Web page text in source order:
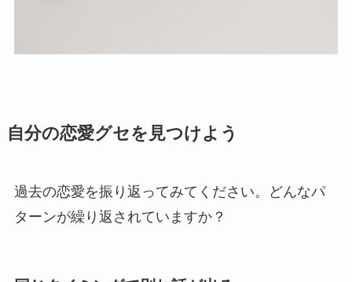
自分の恋愛グセを見つけよう
過去の恋愛を振り返ってみてください。どんなパ
ターンが繰り返されていますか？